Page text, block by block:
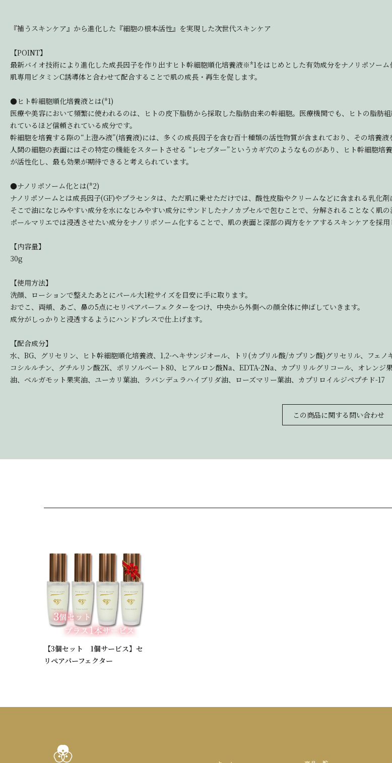
『補うスキンケア』から進化した『細胞の根本活性』を実現した次世代スキンケア
【POINT】
最新バイオ技術により進化した成長因子を作り出すヒト幹細胞順化培養液※*1をはじめとした有効成分をナノリポソ
肌専用ビタミンC誘導体と合わせて配合することで肌の成長・再生を促します。
●ヒト幹細胞順化培養液とは(*1)
医療や美容において頻繁に使われるのは、ヒトの皮下脂肪から採取した脂肪由来の幹細胞。医療機関でも、ヒトの脂肪
れているほど信頼されている成分です。
幹細胞を培養する際の“上澄み液”(培養液)には、多くの成長因子を含む百十種類の活性物質が含まれており、その培養液
人間の細胞の表面にはその特定の機能をスタートさせる “レセプター”というカギ穴のようなものがあり、ヒト幹細胞
が活性化し、最も効果が期待できると考えられています。
●ナノリポソーム化とは(*2)
ナノリポソームとは成長因子(GF)やプラセンタは、ただ肌に乗せただけでは、酸性皮脂やクリームなどに含まれる乳化剤
そこで油になじみやすい成分を水になじみやすい成分にサンドしたナノカプセルで包むことで、分解されることなく肌の
ポールマリエでは浸透させたい成分をナノリポソーム化することで、肌の表面と深部の両方をケアするスキンケアを採用
【内容量】
30g
【使用方法】
洗顔、ローションで整えたあとにパール大1粒サイズを目安に手に取ります。
おでこ、両頬、あご、鼻の5点にセリペアパーフェクターをつけ、中央から外側への顔全体に伸ばしていきます。
成分がしっかりと浸透するようにハンドプレスで仕上げます。
【配合成分】
水、BG、グリセリン、ヒト幹細胞順化培養液、1,2-ヘキサンジオール、トリ(カプリル酸/カプリン酸)グリセリル、フェ
コシルルチン、グチルリン酸2K、ポリソルベート80、ヒアルロン酸Na、EDTA-2Na、カプリリルグリコール、オレン
油、ベルガモット果実油、ユーカリ葉油、ラバンデュラハイブリダ油、ローズマリー葉油、カプリロイルジペプチド-17
この商品に関する問い合わせ
【3個セット 1個サービス】セ
リペアパーフェクター